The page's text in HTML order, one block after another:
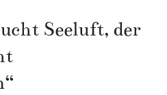
Seeluft, der